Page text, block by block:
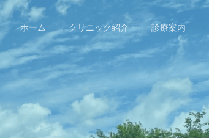
ホーム クリニック紹介 診療案内